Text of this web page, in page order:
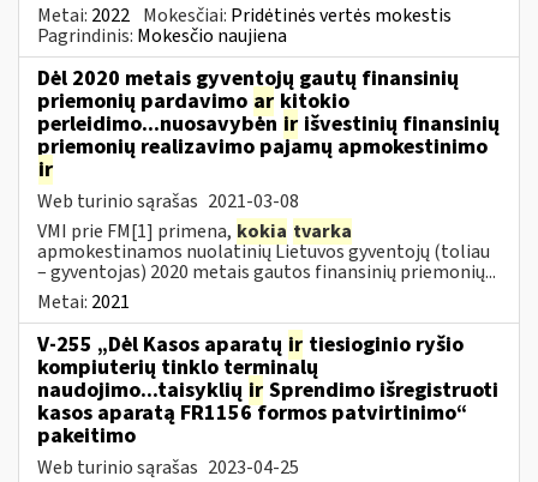
Metai: 2022 Mokesčiai: Pridėtinės vertės mokestis
Pagrindinis: Mokesčio naujiena
Dėl 2020 metais gyventojų gautų finansinių
priemonių pardavimo ar kitokio
perleidimo...nuosavybėn ir išvestinių finansinių
priemonių realizavimo pajamų apmokestinimo
ir
Web turinio sąrašas 2021-03-08
VMI prie FM[1] primena, kokia tvarka
apmokestinamos nuolatinių Lietuvos gyventojų (toliau
– gyventojas) 2020 metais gautos finansinių priemonių...
Metai: 2021
V-255 „Dėl Kasos aparatų ir tiesioginio ryšio
kompiuterių tinklo terminalų
naudojimo...taisyklių ir Sprendimo išregistruoti
kasos aparatą FR1156 formos patvirtinimo“
pakeitimo
Web turinio sąrašas 2023-04-25